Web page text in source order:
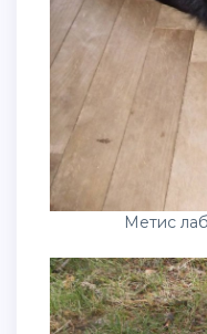
Метис